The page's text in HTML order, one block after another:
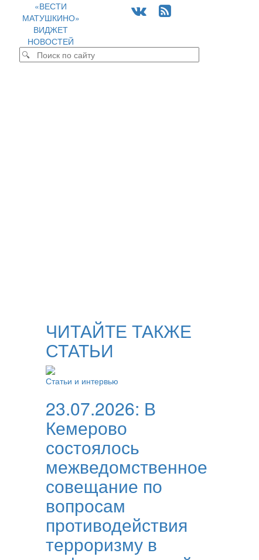
«ВЕСТИ
МАТУШКИНО»
ВИДЖЕТ
НОВОСТЕЙ
ЧИТАЙТЕ ТАКЖЕ
СТАТЬИ
Статьи и интервью
23.07.2026: В
Кемерово
состоялось
межведомственное
совещание по
вопросам
противодействия
терроризму в